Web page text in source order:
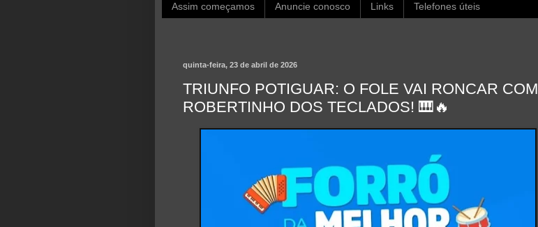
Assim começamos Anuncie conosco Links Telefones úteis
quinta-feira, 23 de abril de 2026
TRIUNFO POTIGUAR: O FOLE VAI RONCAR COM
ROBERTINHO DOS TECLADOS! 🎹🔥